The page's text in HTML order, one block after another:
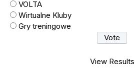
VOLTA
Wirtualne Kluby
Gry treningowe
View Results